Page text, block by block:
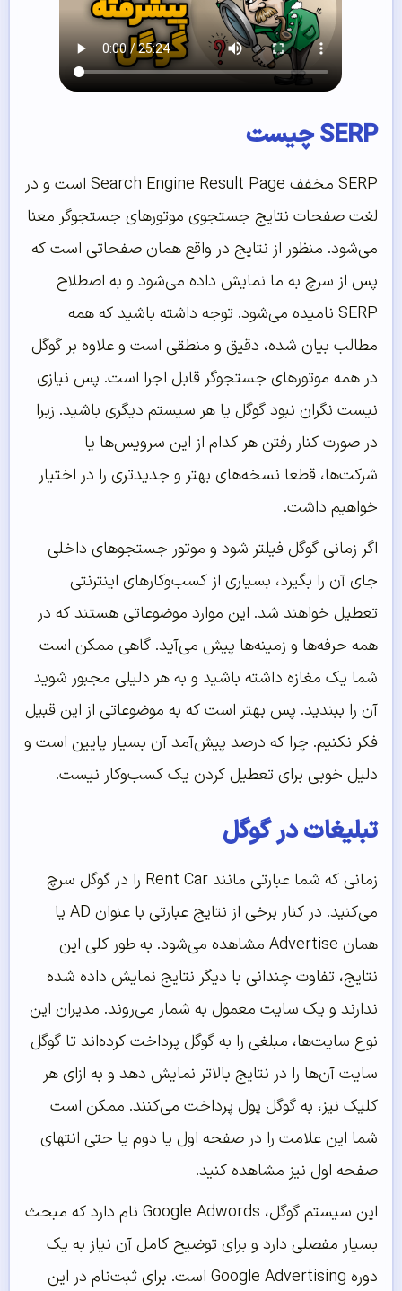
SERP چیست
SERP مخفف Search Engine Result Page است و در
لغت صفحات نتایج جستجوی موتورهای جستجوگر معنا
می‌شود. منظور از نتایج در واقع همان صفحاتی است که
پس از سرچ به ما نمایش داده می‌شود و به اصطلاح
SERP نامیده می‌شود. توجه داشته باشید که همه
مطالب بیان شده، دقیق و منطقی است و علاوه بر گوگل
در همه موتورهای جستجوگر قابل اجرا است. پس نیازی
نیست نگران نبود گوگل یا هر سیستم دیگری باشید. زیرا
در صورت کنار رفتن هر کدام از این سرویس‌ها یا
شرکت‌ها، قطعا نسخه‌های بهتر و جدیدتری را در اختیار
خواهیم داشت.
اگر زمانی گوگل فیلتر شود و موتور جستجوهای داخلی
جای آن را بگیرد، بسیاری از کسب‌وکارهای اینترنتی
تعطیل خواهند شد. این موارد موضوعاتی هستند که در
همه حرفه‌ها و زمینه‌ها پیش می‌آید. گاهی ممکن است
شما یک مغازه‌ داشته باشید و به هر دلیلی مجبور شوید
آن را ببندید. پس بهتر است که به موضوعاتی از این قبیل
فکر نکنیم. چرا که درصد پیش‌آمد آن بسیار پایین است و
دلیل خوبی برای تعطیل کردن یک کسب‌وکار نیست.
تبلیغات در گوگل
زمانی که شما عبارتی مانند Rent Car را در گوگل سرچ
می‌کنید. در کنار برخی از نتایج عبارتی با عنوان AD یا
همان Advertise مشاهده می‌شود. به طور کلی این
نتایج، تفاوت چندانی با دیگر نتایج نمایش داده شده
ندارند و یک سایت معمول به شمار می‌روند. مدیران این
نوع سایت‌ها، مبلغی را به گوگل پرداخت کرده‌اند تا گوگل
سایت آن‌ها را در نتایج بالاتر نمایش دهد و به ازای هر
کلیک نیز، به گوگل پول پرداخت می‌کنند. ممکن است
شما این علامت را در صفحه اول یا دوم یا حتی انتهای
صفحه اول نیز مشاهده کنید.
این سیستم گوگل، Google Adwords نام دارد که مبحث
بسیار مفصلی دارد و برای توضیح کامل آن نیاز به یک
دوره Google Advertising است. برای ثبت‌نام در این